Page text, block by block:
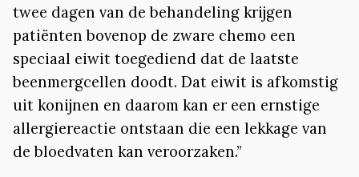
twee dagen van de behandeling krijgen
patiënten bovenop de zware chemo een
speciaal eiwit toegediend dat de laatste
beenmergcellen doodt. Dat eiwit is afkomstig
uit konijnen en daarom kan er een ernstige
allergiereactie ontstaan die een lekkage van
de bloedvaten kan veroorzaken.”